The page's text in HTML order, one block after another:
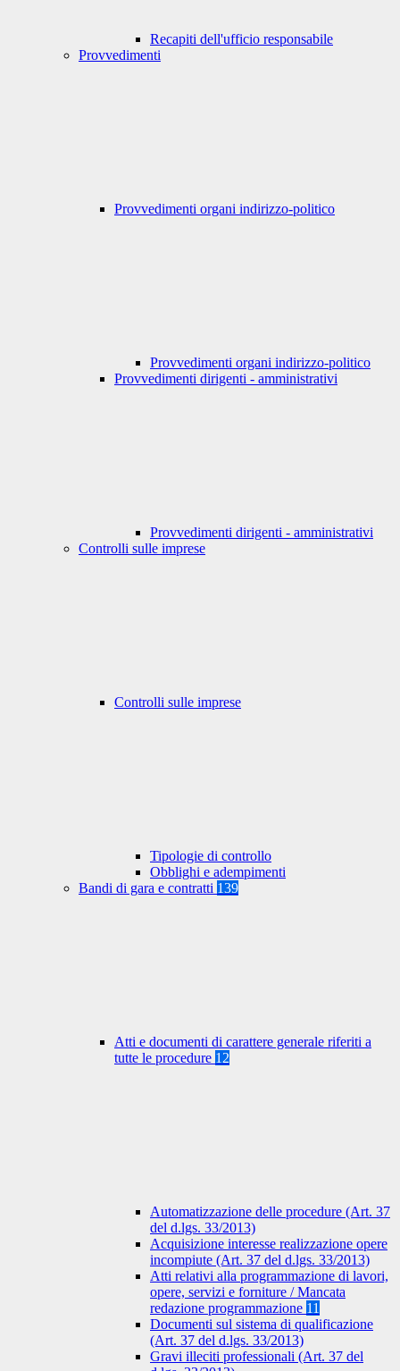
Recapiti dell'ufficio responsabile
Provvedimenti
Provvedimenti organi indirizzo-politico
Provvedimenti organi indirizzo-politico
Provvedimenti dirigenti - amministrativi
Provvedimenti dirigenti - amministrativi
Controlli sulle imprese
Controlli sulle imprese
Tipologie di controllo
Obblighi e adempimenti
Bandi di gara e contratti 139
Atti e documenti di carattere generale riferiti a
tutte le procedure 12
Automatizzazione delle procedure (Art. 37
del d.lgs. 33/2013)
Acquisizione interesse realizzazione opere
incompiute (Art. 37 del d.lgs. 33/2013)
Atti relativi alla programmazione di lavori,
opere, servizi e forniture / Mancata
redazione programmazione 11
Documenti sul sistema di qualificazione
(Art. 37 del d.lgs. 33/2013)
Gravi illeciti professionali (Art. 37 del